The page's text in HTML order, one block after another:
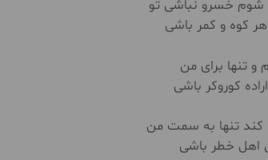
شوم خسرو نباشی تو
کوه و کمر باشی
و تنها برای من
کوروکر باشی
تنها به سمت من
اهل خطر باشی